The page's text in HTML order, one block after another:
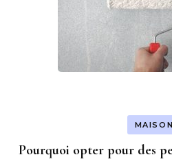
MAISON
Pourquoi opter pour des